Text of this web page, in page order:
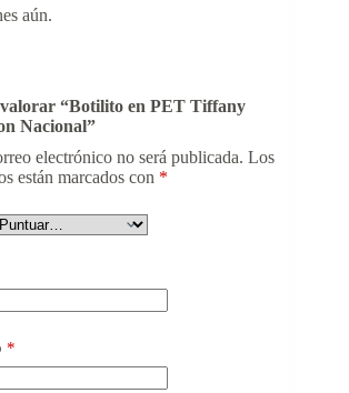
aún.
“Botilito en PET Tiffany
Nacional”
electrónico no será publicada. Los
están marcados con *
*